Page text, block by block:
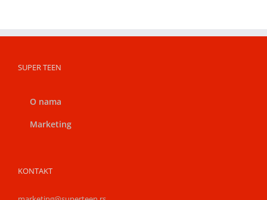
SUPER TEEN
O nama
Marketing
KONTAKT